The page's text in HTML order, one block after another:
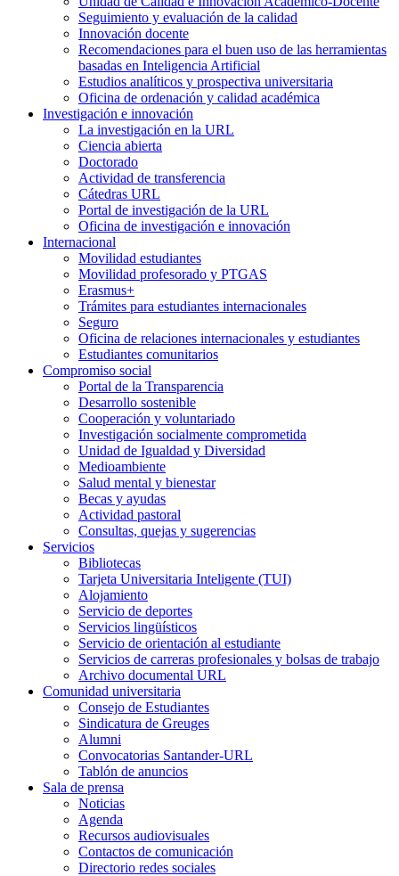
Seguimiento y evaluación de la calidad
Innovación docente
Recomendaciones para el buen uso de las herramientas
basadas en Inteligencia Artificial
Estudios analíticos y prospectiva universitaria
Oficina de ordenación y calidad académica
Investigación e innovación
La investigación en la URL
Ciencia abierta
Doctorado
Actividad de transferencia
Cátedras URL
Portal de investigación de la URL
Oficina de investigación e innovación
Internacional
Movilidad estudiantes
Movilidad profesorado y PTGAS
Erasmus+
Trámites para estudiantes internacionales
Seguro
Oficina de relaciones internacionales y estudiantes
Estudiantes comunitarios
Compromiso social
Portal de la Transparencia
Desarrollo sostenible
Cooperación y voluntariado
Investigación socialmente comprometida
Unidad de Igualdad y Diversidad
Medioambiente
Salud mental y bienestar
Becas y ayudas
Actividad pastoral
Consultas, quejas y sugerencias
Servicios
Bibliotecas
Tarjeta Universitaria Inteligente (TUI)
Alojamiento
Servicio de deportes
Servicios lingüísticos
Servicio de orientación al estudiante
Servicios de carreras profesionales y bolsas de trabajo
Archivo documental URL
Comunidad universitaria
Consejo de Estudiantes
Sindicatura de Greuges
Alumni
Convocatorias Santander-URL
Tablón de anuncios
Sala de prensa
Noticias
Agenda
Recursos audiovisuales
Contactos de comunicación
Directorio redes sociales